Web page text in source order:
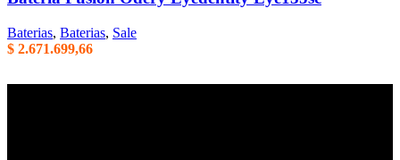
Baterias, Baterias, Sale
$ 2.671.699,66